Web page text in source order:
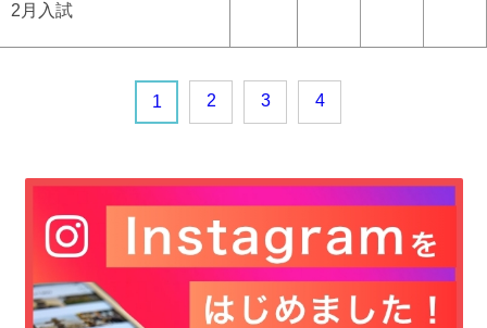
2月入試
1 2 3 4